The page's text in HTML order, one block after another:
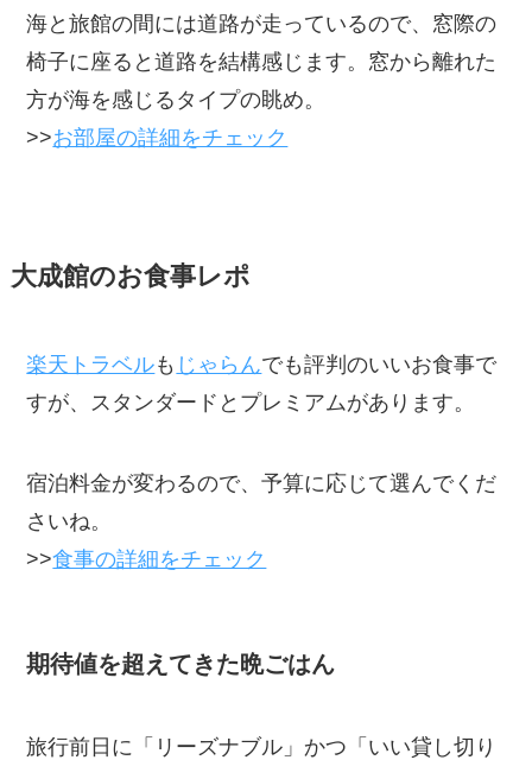
海と旅館の間には道路が走っているので、窓際の
椅子に座ると道路を結構感じます。窓から離れた
方が海を感じるタイプの眺め。
>>お部屋の詳細をチェック
大成館のお食事レポ
楽天トラベルも じゃらんでも評判のいいお食事で
すが、スタンダードとプレミアムがあります。
宿泊料金が変わるので、予算に応じて選んでくだ
さいね。
>>食事の詳細をチェック
期待値を超えてきた晩ごはん
旅行前日に「リーズナブル」かつ「いい貸し切り